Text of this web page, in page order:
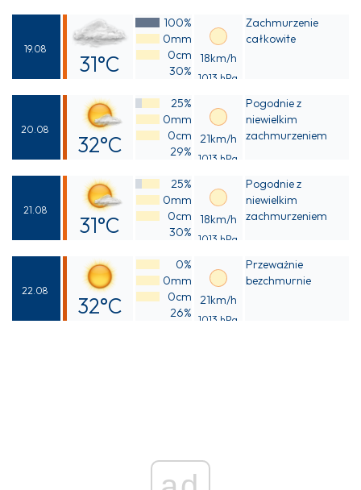
29°C
19.08
31°C
29°C
100%
0mm
0cm
30%
18km/h
1013 hPa
Zachmurzenie
całkowite
20.08
32°C
30°C
25%
0mm
0cm
29%
21km/h
1013 hPa
Pogodnie z
niewielkim
zachmurzeniem
21.08
31°C
30°C
25%
0mm
0cm
30%
18km/h
1013 hPa
Pogodnie z
niewielkim
zachmurzeniem
22.08
32°C
0%
0mm
0cm
26%
21km/h
1013 hPa
Przeważnie
bezchmurnie